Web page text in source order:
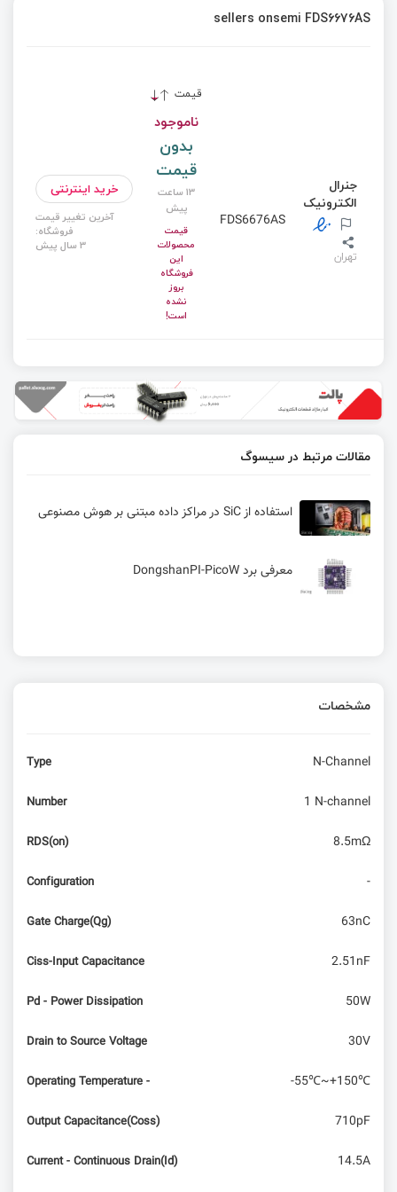
sellers onsemi FDS6676AS
قیمت
جنرال
الکترونیک
تهران
FDS6676AS
ناموجود
بدون
قیمت
13 ساعت
پیش
قیمت
محصولات
این
فروشگاه
بروز
نشده
است!
خرید اینترنتی
آخرین تغییر قیمت
فروشگاه:
3 سال پیش
مقالات مرتبط در سیسوگ
استفاده از SiC در مراکز داده‌ مبتنی بر هوش مصنوعی
معرفی برد DongshanPI-PicoW
مشخصات
Type N-Channel
Number 1 N-channel
RDS(on) 8.5mΩ
Configuration -
Gate Charge(Qg) 63nC
Ciss-Input Capacitance 2.51nF
Pd - Power Dissipation 50W
Drain to Source Voltage 30V
Operating Temperature - -55℃~+150℃
Output Capacitance(Coss) 710pF
Current - Continuous Drain(Id) 14.5A